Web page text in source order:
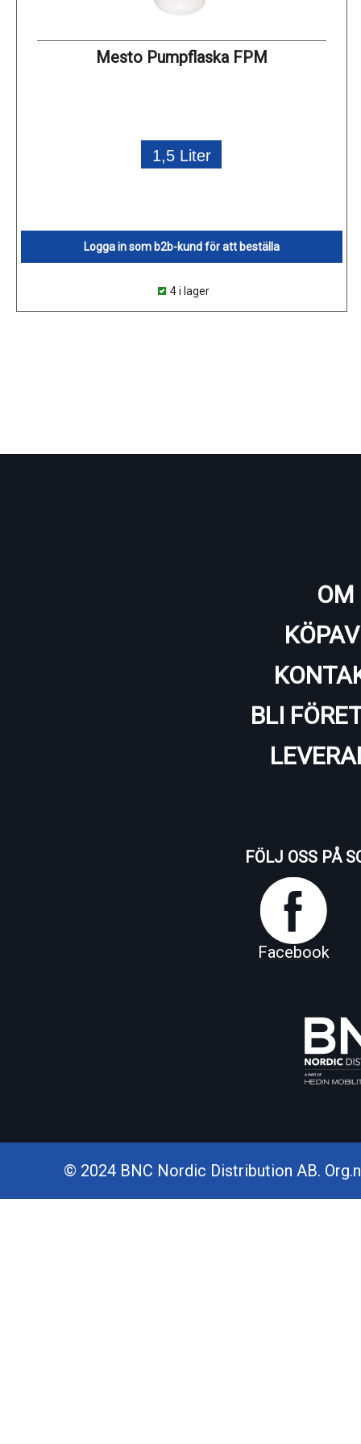
Mesto Pumpflaska FPM
1,5 Liter
Logga in som b2b-kund för att beställa
4 i lager
OM
BLI
FÖLJ OSS PÅ
Facebook
© 2024 BNC Nordic Distribution AB.